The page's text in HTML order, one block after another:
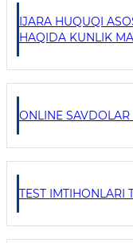
IJARA HUQUQI
HAQIDA KUNLIK
ONLINE SAVDOLAR
TEST IMTIHONLARI